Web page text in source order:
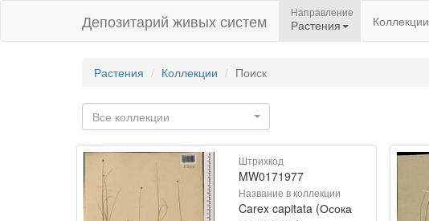
Депозитарий живых систем Направление
Растения Коллекции
Растения Коллекции Поиск
Все коллекции
Штрихкод
MW0171977
Название в коллекции
Carex capitata (Осока